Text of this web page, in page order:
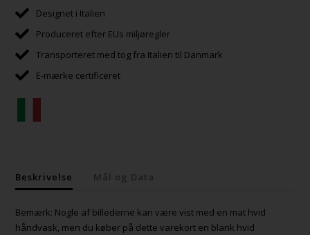
Designet i Italien
Produceret efter EUs miljøregler
Transporteret med tog fra Italien til Danmark
E-mærke certificeret
Beskrivelse Mål og Data
Bemærk: Nogle af billederne kan være vist med en mat hvid
håndvask, men du køber på dette varekort en blank hvid